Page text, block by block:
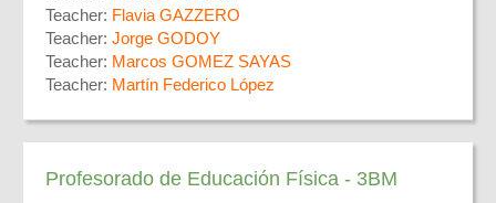
Teacher: Flavia GAZZERO
Teacher: Jorge GODOY
Teacher: Marcos GOMEZ SAYAS
Teacher: Martín Federico López
Profesorado de Educación Física - 3BM